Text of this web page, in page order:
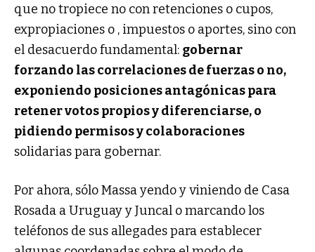
que no tropiece no con retenciones o cupos,
expropiaciones o , impuestos o aportes, sino con
el desacuerdo fundamental: gobernar
forzando las correlaciones de fuerzas o no,
exponiendo posiciones antagónicas para
retener votos propios y diferenciarse, o
pidiendo permisos y colaboraciones
solidarias para gobernar.
Por ahora, sólo Massa yendo y viniendo de Casa
Rosada a Uruguay y Juncal o marcando los
teléfonos de sus allegades para establecer